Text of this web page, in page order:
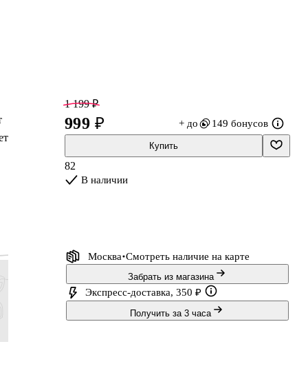
1 199 ₽
999 ₽ + до 149 бонусов
Купить
82
В наличии
Москва Смотреть наличие на карте
Забрать из магазина
Экспресс-доставка, 350 ₽
Получить за 3 часа